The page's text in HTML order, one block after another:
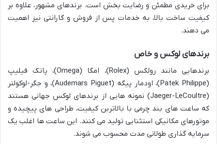
برای خریدی مطمئن و رضایت بخش است. برندهای مشهور، علاوه بر
کیفیت ساخت بالا، به خدمات پس از فروش و گارانتی نیز اهمیت
می دهند.
برندهای لوکس و خاص
برندهایی مانند رولکس (Rolex)، امگا (Omega)، پاتک فیلیپ
(Patek Philippe)، اودمار پیگه (Audemars Piguet)، و جگر-لوکولتر
(Jaeger-LeCoultre) نمونه هایی از برندهای لوکس جهانی هستند
که ساعت های بند چرمی با بالاترین کیفیت، طراحی های پیچیده و
موتورهای مکانیکی استثنایی تولید می کنند. این ساعت ها اغلب یک
سرمایه گذاری طولانی مدت محسوب می شوند.